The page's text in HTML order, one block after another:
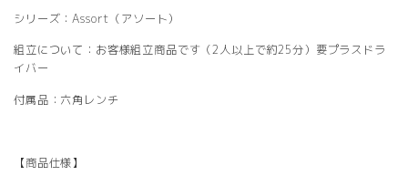
シリーズ：Assort（アソート）
組立について：お客様組立商品です（2人以上で約25分）要プラスドラ
イバー
付属品：六角レンチ
【商品仕様】